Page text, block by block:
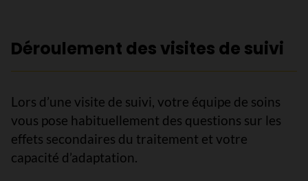
Déroulement des visites de suivi
Lors d’une visite de suivi, votre équipe de soins
vous pose habituellement des questions sur les
effets secondaires du traitement et votre
capacité d’adaptation.